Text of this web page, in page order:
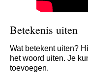
Betekenis uiten
Wat betekent uiten?
het woord uiten. Je
toevoegen.